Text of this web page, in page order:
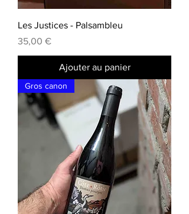
Les Justices - Palsambleu
Prix
35,00 €
Ajouter au panier
Gros canon